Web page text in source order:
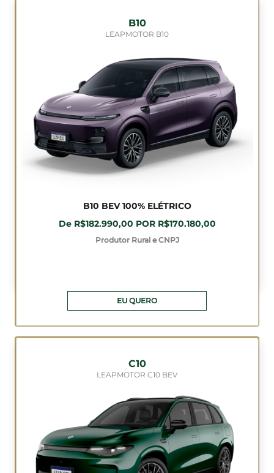
B10
LEAPMOTOR B10
B10 BEV 100% ELÉTRICO
De R$182.990,00 POR R$170.180,00
Produtor Rural e CNPJ
EU QUERO
C10
LEAPMOTOR C10 BEV